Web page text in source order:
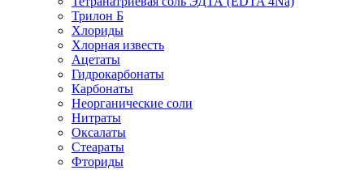
Трилон Б
Хлориды
Хлорная известь
Ацетаты
Гидрокарбонаты
Карбонаты
Неорганические соли
Нитраты
Оксалаты
Стеараты
Фториды